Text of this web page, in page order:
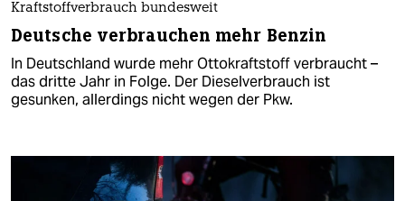
Kraftstoffverbrauch bundesweit
Deutsche verbrauchen mehr Benzin
In Deutschland wurde mehr Ottokraftstoff verbraucht –
das dritte Jahr in Folge. Der Dieselverbrauch ist
gesunken, allerdings nicht wegen der Pkw.